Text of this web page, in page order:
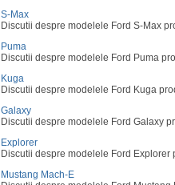
S-Max
Discutii despre modelele Ford S-Max
Puma
Discutii despre modelele Ford Puma
Kuga
Discutii despre modelele Ford Kuga
Galaxy
Discutii despre modelele Ford Galaxy
Explorer
Discutii despre modelele Ford
Mustang Mach-E